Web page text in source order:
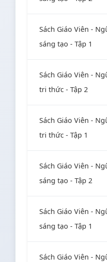
Sách Giáo Viên -
sáng tạo - Tập 1
Sách Giáo Viên -
tri thức - Tập 2
Sách Giáo Viên -
tri thức - Tập 1
Sách Giáo Viên -
sáng tạo - Tập 2
Sách Giáo Viên -
sáng tạo - Tập 1
Sách Giáo Viên -